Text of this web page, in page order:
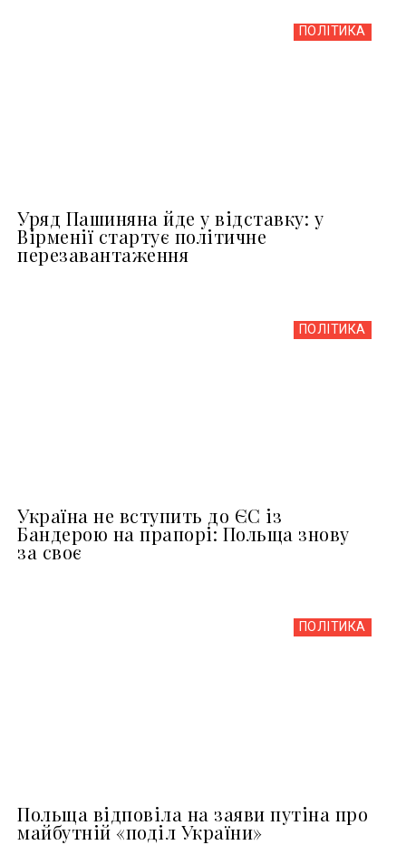
ПОЛІТИКА
Уряд Пашиняна йде у відставку: у
Вірменії стартує політичне
перезавантаження
ПОЛІТИКА
Україна не вступить до ЄС із
Бандерою на прапорі: Польща знову
за своє
ПОЛІТИКА
Польща відповіла на заяви путіна про
майбутній «поділ України»